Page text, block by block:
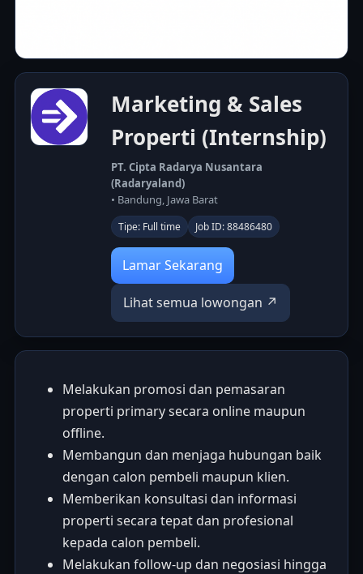
Marketing & Sales
Properti (Internship)
PT. Cipta Radarya Nusantara
(Radaryaland)
• Bandung, Jawa Barat
Tipe: Full time Job ID: 88486480
Lamar Sekarang
Lihat semua lowongan ↗
Melakukan promosi dan pemasaran
properti primary secara online maupun
offline.
Membangun dan menjaga hubungan baik
dengan calon pembeli maupun klien.
Memberikan konsultasi dan informasi
properti secara tepat dan profesional
kepada calon pembeli.
Melakukan follow-up dan negosiasi hingga